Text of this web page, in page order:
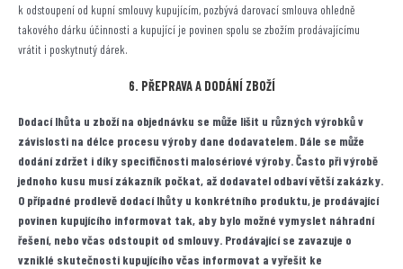
k odstoupení od kupní smlouvy kupujícím, pozbývá darovací smlouva ohledně
takového dárku účinnosti a kupující je povinen spolu se zbožím prodávajícímu
vrátit i poskytnutý dárek.
6. PŘEPRAVA A DODÁNÍ ZBOŽÍ
Dodací lhůta u zboží na objednávku se může lišit u různých výrobků v
závislosti na délce procesu výroby dane dodavatelem. Dále se může
dodání zdržet i díky specifičnosti malosériové výroby. Často při výrobě
jednoho kusu musí zákazník počkat, až dodavatel odbaví větší zakázky.
O případné prodlevě dodací lhůty u konkrétního produktu, je prodávající
povinen kupujícího informovat tak, aby bylo možné vymyslet náhradní
řešení, nebo včas odstoupit od smlouvy. Prodávající se zavazuje o
vzniklé skutečnosti kupujícího včas informovat a vyřešit ke